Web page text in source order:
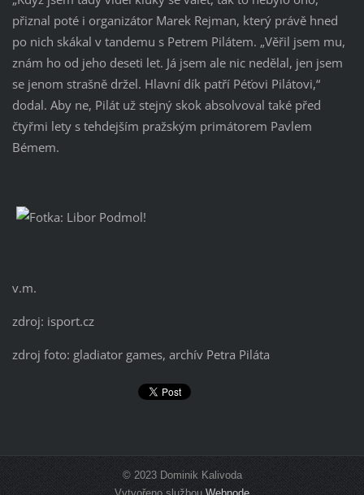
přiznal poté i organizátor Marek Rejman, který právě hned
po nich skákal v tandemu s Petrem Pilátem. „Věřil jsem mu,
znám ho od jeho deseti let. Já jsem ale nic nedělal, jen jsem
se jenom strašně držel. Hlavní dík patří Péťovi Pilátovi,“
dodal. Aby ne, Pilát už stejný skok absolvoval také před
čtyřmi lety s tehdejším pražským primátorem Pavlem
Bémem.
v.m.
zdroj: isport.cz
zdroj foto: gladiator games, archív Petra Piláta
© 2023 Dominik Kalivoda